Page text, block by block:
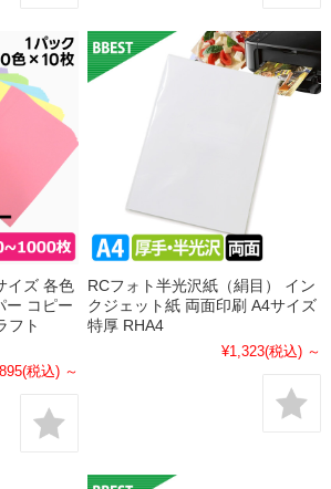
イズ 各色
ー コピー
フト
(税込) ～
RCフォト半光沢紙（絹目） イン
クジェット紙 両面印刷 A4サイズ
特厚 RHA4
¥1,323(税込) ～